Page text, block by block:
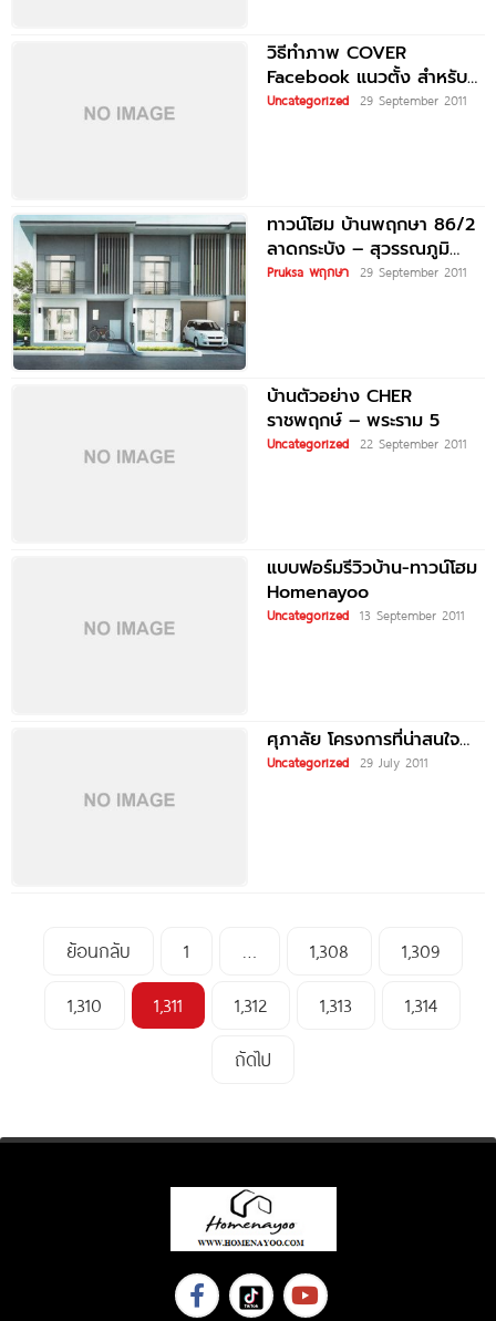
วิธีทำภาพ COVER
Facebook แนวตั้ง สำหรับ
ทาวน์โฮม
Uncategorized 29 September 2011
ทาวน์โฮม บ้านพฤกษา 86/2
ลาดกระบัง – สุวรรณภูมิ
BAAN PRUKSA 86/2
Pruksa พฤกษา 29 September 2011
บ้านตัวอย่าง CHER
ราชพฤกษ์ – พระราม 5
Uncategorized 22 September 2011
แบบฟอร์มรีวิวบ้าน-ทาวน์โฮม
Homenayoo
Uncategorized 13 September 2011
ศุภาลัย โครงการที่น่าสนใจ…
Uncategorized 29 July 2011
ย้อนกลับ 1 … 1,308
1,309
1,310
1,311 1,312 1,313
1,314
ถัดไป